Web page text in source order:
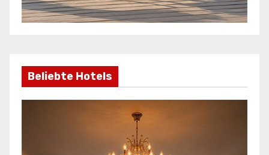
Beliebte Hotels